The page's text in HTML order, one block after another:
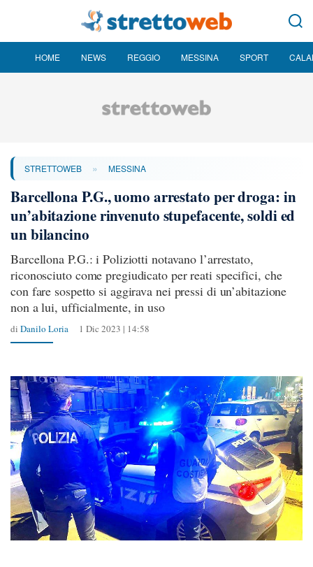
HOME NEWS REGGIO MESSINA SPORT
STRETTOWEB » MESSINA
Barcellona P.G., uomo arrestato per droga: in
un’abitazione rinvenuto stupefacente, soldi ed
un bilancino
Barcellona P.G.: i Poliziotti notavano l’arrestato,
riconosciuto come pregiudicato per reati specifici, che
con fare sospetto si aggirava nei pressi di un’abitazione
non a lui, ufficialmente, in uso
di Danilo Loria 1 Dic 2023 | 14:58